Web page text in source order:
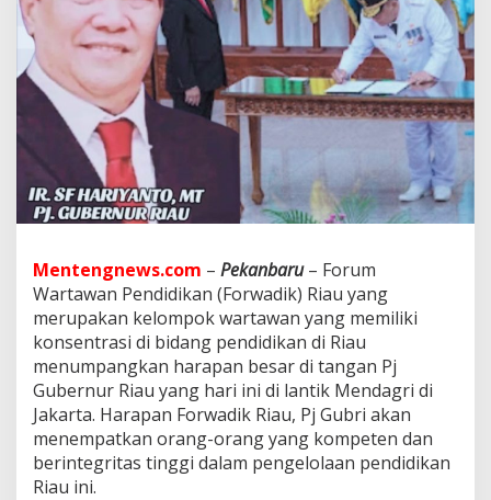
a
k
,
w
k
R
i
a
u
B
e
r
h
a
r
Mentengnews.com – Pekanbaru– Forum
Wartawan Pendidikan (Forwadik) Riau yang
merupakan kelompok wartawan yang memiliki
konsentrasi di bidang pendidikan di Riau
menumpangkan harapan besar di tangan Pj
Gubernur Riau yang hari ini di lantik Mendagri di
Jakarta. Harapan Forwadik Riau, Pj Gubri akan
menempatkan orang-orang yang kompeten dan
berintegritas tinggi dalam pengelolaan pendidikan
Riau ini.